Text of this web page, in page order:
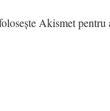
Akismet pentru